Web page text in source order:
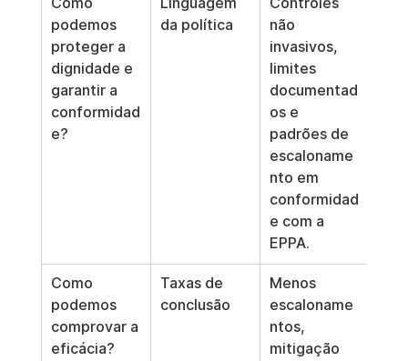
podemos
proteger a
dignidade e
garantir a
conformidad
e?
da política
não
invasivos,
limites
documentad
os e
padrões de
escaloname
nto em
conformidad
e com a
EPPA.
Como
podemos
comprovar a
eficácia?
Taxas de
conclusão
Menos
escaloname
ntos,
mitigação